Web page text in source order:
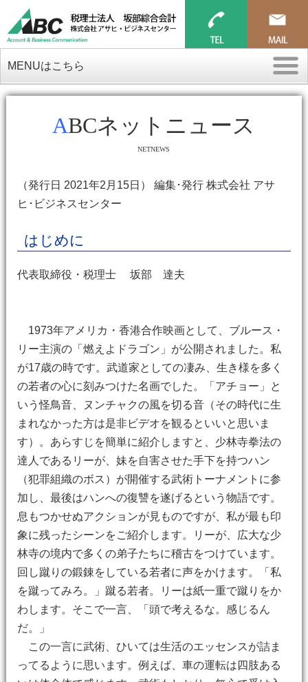
MENUはこちら
ABCネットニュース
NETNEWS
（発行日 2021年2月15日） 編集･発行 株式会社 アサ
ヒ･ビジネスセンター
はじめに
代表取締役・税理士 坂部 達夫
1973年アメリカ・香港合作映画として、ブルース・
リー主演の「燃えよドラゴン」が公開されました。私
が17歳の時です。武道家としての凄み、生き様を多く
の若者の心に刻みつけた名画でした。「アチョー」と
いう怪鳥音、ヌンチャクの風を切る音（その時代に生
まれなかった方は是非ビデオを観るといいと思いま
す）。あらすじを簡単に紹介しますと、少林寺拳法の
達人であるリーが、妹を自害させた手下を持つハン
（犯罪組織のボス）が開催する武術トーナメントに参
加し、最後はハンへの復讐を遂げるという物語です。
息もつかせぬアクションが見ものですが、私が最も印
象に残ったシーンをご紹介します。リーが、広大な少
林寺の境内で多くの弟子たちに稽古をつけています。
回し蹴りの鍛錬をしている若者に声をかけます。「私
を蹴ってみろ。」蹴る若者。リーは紙一重で蹴りをか
わします。そこで一言、「頭で考えるな。感じるん
だ。」
この一言に武術、ひいては生活のエッセンスが詰ま
ってるように思います。例えば、車の運転は四肢ある